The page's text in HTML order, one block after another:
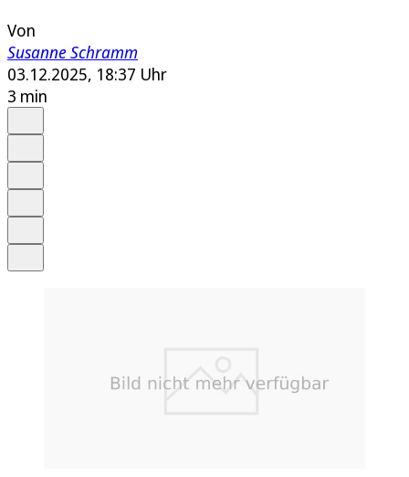
Von
Susanne Schramm
03.12.2025, 18:37 Uhr
3 min